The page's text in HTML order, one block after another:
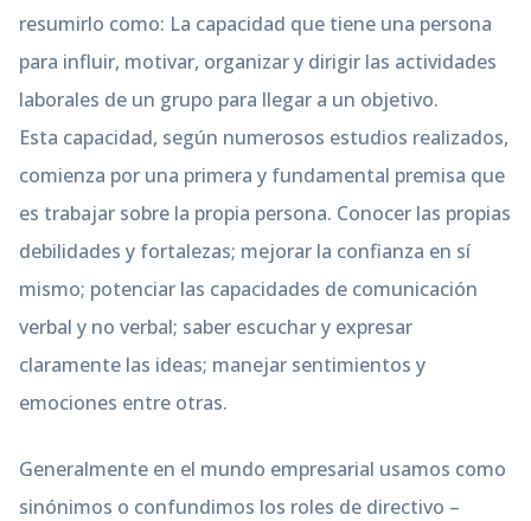
resumirlo como: La capacidad que tiene una persona
para influir, motivar, organizar y dirigir las actividades
laborales de un grupo para llegar a un objetivo.
Esta capacidad, según numerosos estudios realizados,
comienza por una primera y fundamental premisa que
es trabajar sobre la propia persona. Conocer las propias
debilidades y fortalezas; mejorar la confianza en sí
mismo; potenciar las capacidades de comunicación
verbal y no verbal; saber escuchar y expresar
claramente las ideas; manejar sentimientos y
emociones entre otras.
Generalmente en el mundo empresarial usamos como
sinónimos o confundimos los roles de directivo –